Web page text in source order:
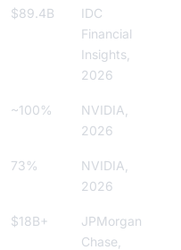
$89.4B
IDC
Financial
Insights,
2026
~100%
NVIDIA,
2026
73%
NVIDIA,
2026
$18B+
JPMorgan
Chase,